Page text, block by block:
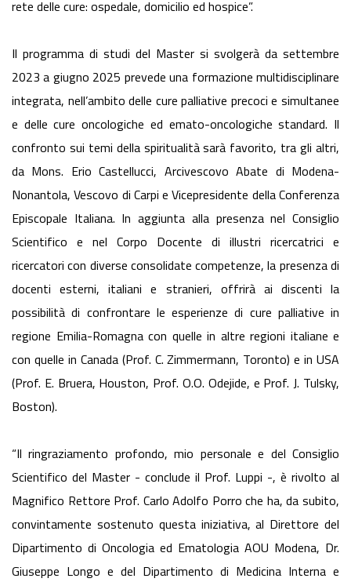
rete delle cure: ospedale, domicilio ed hospice”.
Il programma di studi del Master si svolgerà da settembre
2023 a giugno 2025 prevede una formazione multidisciplinare
integrata, nell’ambito delle cure palliative precoci e simultanee
e delle cure oncologiche ed emato-oncologiche standard. Il
confronto sui temi della spiritualità sarà favorito, tra gli altri,
da Mons. Erio Castellucci, Arcivescovo Abate di Modena-
Nonantola, Vescovo di Carpi e Vicepresidente della Conferenza
Episcopale Italiana. In aggiunta alla presenza nel Consiglio
Scientifico e nel Corpo Docente di illustri ricercatrici e
ricercatori con diverse consolidate competenze, la presenza di
docenti esterni, italiani e stranieri, offrirà ai discenti la
possibilità di confrontare le esperienze di cure palliative in
regione Emilia-Romagna con quelle in altre regioni italiane e
con quelle in Canada (Prof. C. Zimmermann, Toronto) e in USA
(Prof. E. Bruera, Houston, Prof. O.O. Odejide, e Prof. J. Tulsky,
Boston).
“Il ringraziamento profondo, mio personale e del Consiglio
Scientifico del Master - conclude il Prof. Luppi -, è rivolto al
Magnifico Rettore Prof. Carlo Adolfo Porro che ha, da subito,
convintamente sostenuto questa iniziativa, al Direttore del
Dipartimento di Oncologia ed Ematologia AOU Modena, Dr.
Giuseppe Longo e del Dipartimento di Medicina Interna e